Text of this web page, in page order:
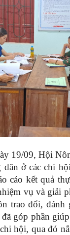
19/09, Hội
ở các chi
cáo kết quả
vụ và giải
trao đổi,
góp phần
hội, qua đó